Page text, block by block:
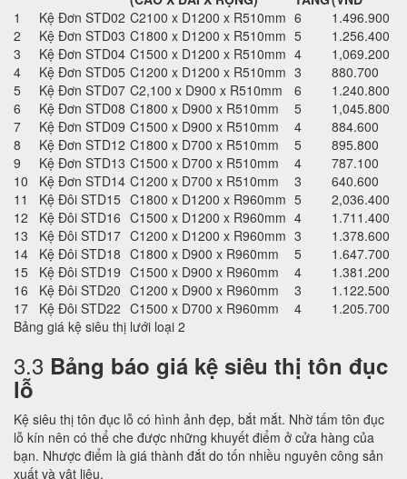
1
Kệ Đơn STD02 C2100 x D1200 x R510mm 6
1.496.900
2
Kệ Đơn STD03 C1800 x D1200 x R510mm 5
1.256.400
3
Kệ Đơn STD04 C1500 x D1200 x R510mm 4
1,069.200
4
Kệ Đơn STD05 C1200 x D1200 x R510mm 3
880.700
5
Kệ Đơn STD07 C2,100 x D900 x R510mm 6
1.240.800
6
Kệ Đơn STD08 C1800 x D900 x R510mm 5
1,045.800
7
Kệ Đơn STD09 C1500 x D900 x R510mm 4
884.600
8
Kệ Đơn STD12 C1800 x D700 x R510mm 5
895.800
9
Kệ Đơn STD13 C1500 x D700 x R510mm 4
787.100
10
Kệ Đơn STD14 C1200 x D700 x R510mm 3
640.600
11
Kệ Đôi STD15 C1800 x D1200 x R960mm 5
2,036.400
12
Kệ Đôi STD16 C1500 x D1200 x R960mm 4
1.711.400
13
Kệ Đôi STD17 C1200 x D1200 x R960mm 3
1.378.600
14
Kệ Đôi STD18 C1800 x D900 x R960mm 5
1.647.700
15
Kệ Đôi STD19 C1500 x D900 x R960mm 4
1.381.200
16
Kệ Đôi STD20 C1200 x D900 x R960mm 3
1.122.500
17
Kệ Đôi STD22 C1500 x D700 x R960mm 4
1.205.700
Bảng giá kệ siêu thị lưới loại 2
3.3 Bảng báo giá kệ siêu thị tôn đục
lỗ
Kệ siêu thị tôn đục lỗ có hình ảnh đẹp, bắt mắt. Nhờ tấm tôn đục
lỗ kín nên có thể che được những khuyết điểm ở cửa hàng của
bạn. Nhược điểm là giá thành đắt do tốn nhiều nguyên công sản
xuất và vật liệu.